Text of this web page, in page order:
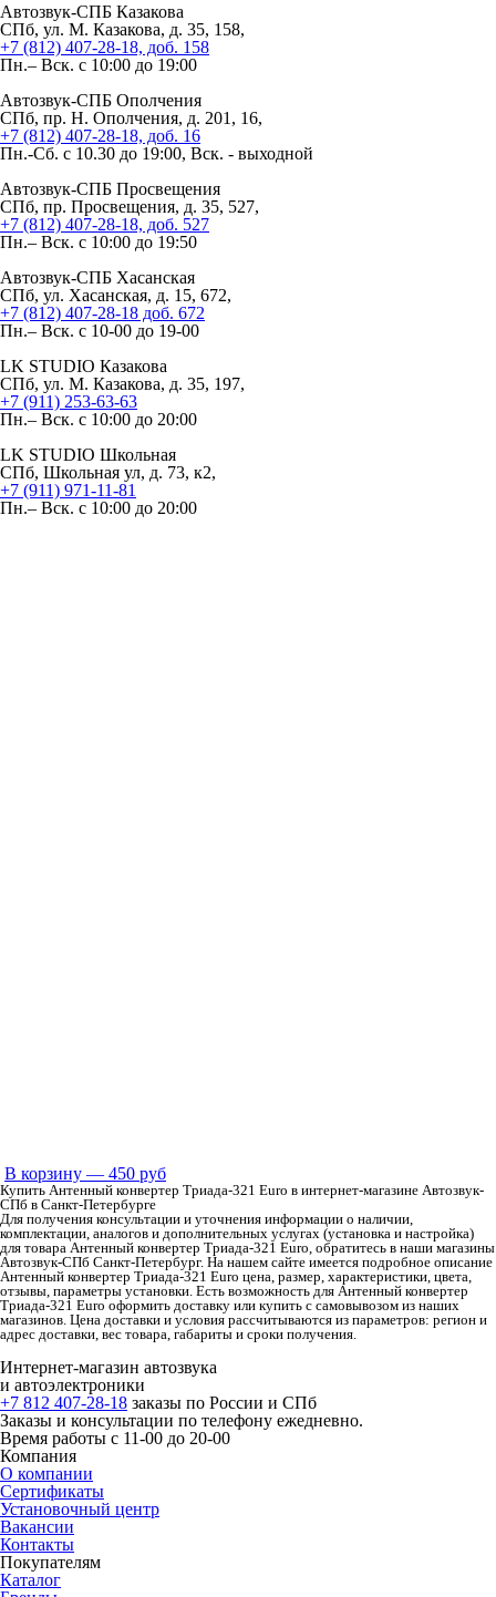
Автозвук-СПБ Казакова
СПб, ул. М. Казакова, д. 35, 158,
+7 (812) 407-28-18, доб. 158
Пн.– Вск. с 10:00 до 19:00
Автозвук-СПБ Ополчения
СПб, пр. Н. Ополчения, д. 201, 16,
+7 (812) 407-28-18, доб. 16
Пн.-Сб. с 10.30 до 19:00, Вск. - выходной
Автозвук-СПБ Просвещения
СПб, пр. Просвещения, д. 35, 527,
+7 (812) 407-28-18, доб. 527
Пн.– Вск. с 10:00 до 19:50
Автозвук-СПБ Хасанская
СПб, ул. Хасанская, д. 15, 672,
+7 (812) 407-28-18 доб. 672
Пн.– Вск. с 10-00 до 19-00
LK STUDIO Казакова
СПб, ул. М. Казакова, д. 35, 197,
+7 (911) 253-63-63
Пн.– Вск. с 10:00 до 20:00
LK STUDIO Школьная
СПб, Школьная ул, д. 73, к2,
+7 (911) 971-11-81
Пн.– Вск. с 10:00 до 20:00
В корзину — 450 руб
Купить Антенный конвертер Триада-321 Euro в интернет-магазине Автозвук-
СПб в Санкт-Петербурге
Для получения консультации и уточнения информации о наличии,
комплектации, аналогов и дополнительных услугах (установка и настройка)
для товара Антенный конвертер Триада-321 Euro, обратитесь в наши магазины
Автозвук-СПб Санкт-Петербург. На нашем сайте имеется подробное описание
Антенный конвертер Триада-321 Euro цена, размер, характеристики, цвета,
отзывы, параметры установки. Есть возможность для Антенный конвертер
Триада-321 Euro оформить доставку или купить с самовывозом из наших
магазинов. Цена доставки и условия рассчитываются из параметров: регион и
адрес доставки, вес товара, габариты и сроки получения.
Интернет-магазин автозвука
и автоэлектроники
+7 812 407-28-18 заказы по России и СПб
Заказы и консультации по телефону ежедневно.
Время работы с 11-00 до 20-00
Компания
О компании
Сертификаты
Установочный центр
Вакансии
Контакты
Покупателям
Каталог